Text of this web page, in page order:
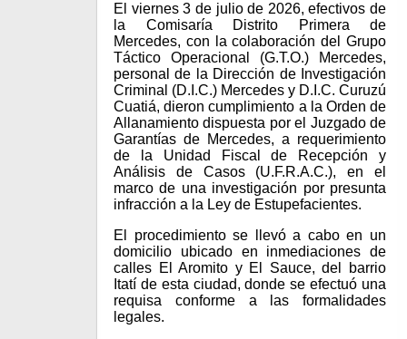
El viernes 3 de julio de 2026, efectivos de
la Comisaría Distrito Primera de
Mercedes, con la colaboración del Grupo
Táctico Operacional (G.T.O.) Mercedes,
personal de la Dirección de Investigación
Criminal (D.I.C.) Mercedes y D.I.C. Curuzú
Cuatiá, dieron cumplimiento a la Orden de
Allanamiento dispuesta por el Juzgado de
Garantías de Mercedes, a requerimiento
de la Unidad Fiscal de Recepción y
Análisis de Casos (U.F.R.A.C.), en el
marco de una investigación por presunta
infracción a la Ley de Estupefacientes.
El procedimiento se llevó a cabo en un
domicilio ubicado en inmediaciones de
calles El Aromito y El Sauce, del barrio
Itatí de esta ciudad, donde se efectuó una
requisa conforme a las formalidades
legales.